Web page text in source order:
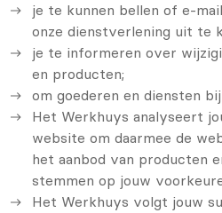
je te kunnen bellen of e-
onze dienstverlening uit te
je te informeren over
en producten;
om goederen en diensten
Het Werkhuys analyseert
website om daarmee de
het aanbod van producten
stemmen op jouw
Het Werkhuys volgt jouw